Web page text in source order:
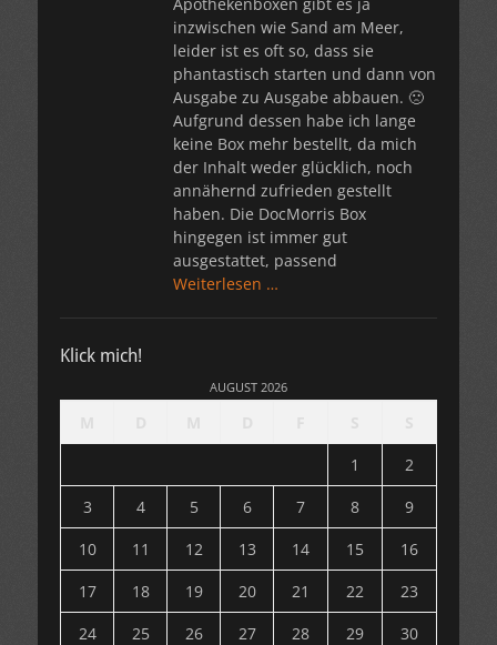
Apothekenboxen gibt es ja
inzwischen wie Sand am Meer,
leider ist es oft so, dass sie
phantastisch starten und dann von
Ausgabe zu Ausgabe abbauen. 🙁
Aufgrund dessen habe ich lange
keine Box mehr bestellt, da mich
der Inhalt weder glücklich, noch
annähernd zufrieden gestellt
haben. Die DocMorris Box
hingegen ist immer gut
ausgestattet, passend
Weiterlesen …
Klick mich!
AUGUST 2026
1
2
3
4 5 6 7 8
9
10
11 12 13 14 15
16
17
18 19 20 21 22
23
24
25 26 27 28 29
30